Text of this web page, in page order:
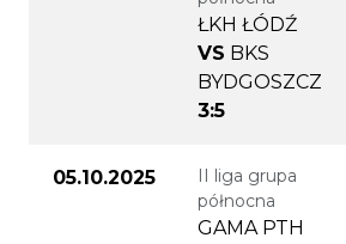
ŁKH ŁÓDŹ
VS BKS
BYDGOSZCZ
3:5
05.10.2025
II liga grupa
północna
GAMA PTH